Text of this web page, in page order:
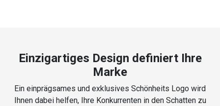
Einzigartiges Design definiert Ihre
Marke
Ein einprägsames und exklusives Schönheits Logo wird
Ihnen dabei helfen, Ihre Konkurrenten in den Schatten zu